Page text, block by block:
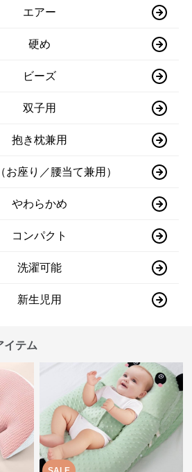
エアー
硬め
ビーズ
双子用
抱き枕兼用
お座り／腰当て兼用）
やわらかめ
コンパクト
洗濯可能
新生児用
イテム